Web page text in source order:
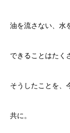
油を流さない、水
できることはたく
そうしたことを、
共に。